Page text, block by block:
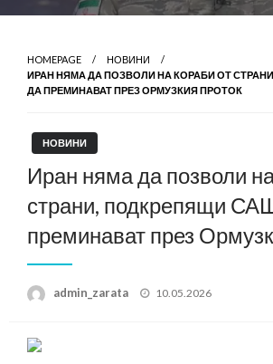
HOMEPAGE
НОВИНИ
ИРАН НЯМА ДА ПОЗВОЛИ НА КОРАБИ ОТ
ДА ПРЕМИНАВАТ ПРЕЗ ОРМУЗКИЯ ПРОТОК
НОВИНИ
Иран няма да позволи
страни, подкрепящи
преминават през
admin_zarata
Posted
10.05.2026